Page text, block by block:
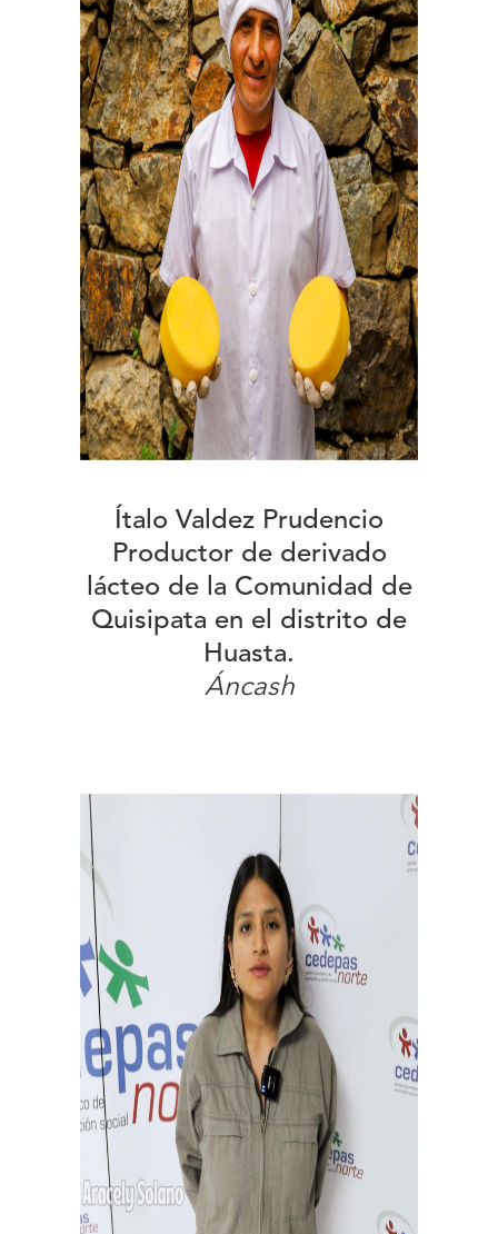
Ítalo Valdez Prudencio
Productor de derivado
lácteo de la Comunidad de
Quisipata en el distrito de
Huasta.
Áncash